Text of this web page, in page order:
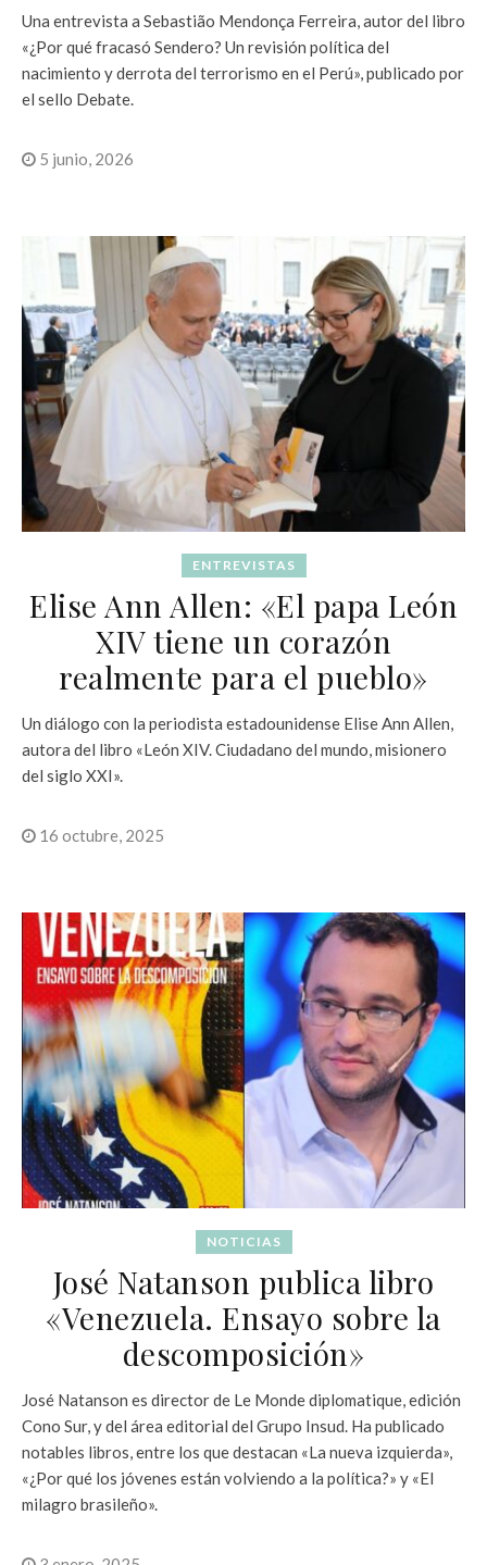
Una entrevista a Sebastião Mendonça Ferreira, autor del libro
«¿Por qué fracasó Sendero? Un revisión política del
nacimiento y derrota del terrorismo en el Perú», publicado por
el sello Debate.
5 junio, 2026
ENTREVISTAS
Elise Ann Allen: «El papa León
XIV tiene un corazón
realmente para el pueblo»
Un diálogo con la periodista estadounidense Elise Ann Allen,
autora del libro «León XIV. Ciudadano del mundo, misionero
del siglo XXI».
16 octubre, 2025
NOTICIAS
José Natanson publica libro
«Venezuela. Ensayo sobre la
descomposición»
José Natanson es director de Le Monde diplomatique, edición
Cono Sur, y del área editorial del Grupo Insud. Ha publicado
notables libros, entre los que destacan «La nueva izquierda»,
«¿Por qué los jóvenes están volviendo a la política?» y «El
milagro brasileño».